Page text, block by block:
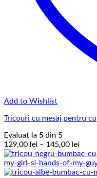
Add to Wishlist
Tricouri cu mesaj pentru
Evaluat la 5 din 5
129,00 lei – 145,00 lei
de